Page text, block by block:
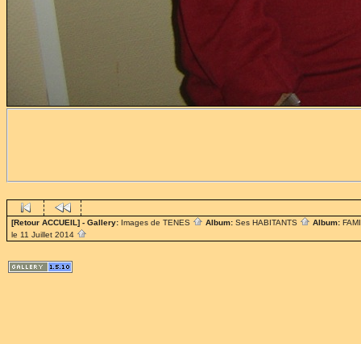
[Retour ACCUEIL] - Gallery: Images de TENES Album: Ses HABITANTS Album:
le 11 Juillet 2014